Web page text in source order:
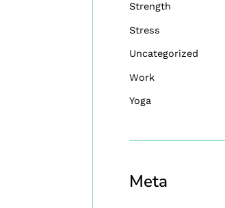
Strength
Stress
Uncategorized
Work
Yoga
Meta